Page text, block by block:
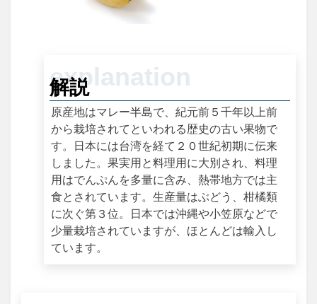
解説
原産地はマレー半島で、紀元前５千年以上前
から栽培されてといわれる歴史の古い果物で
す。日本には台湾を経て２０世紀初期に伝来
しました。果実用と料理用に大別され、料理
用はでんぷんを多量に含み、熱帯地方では主
食とされています。生産量はぶどう、柑橘類
に次ぐ第３位。日本では沖縄や小笠原などで
少量栽培されていますが、ほとんどは輸入し
ています。